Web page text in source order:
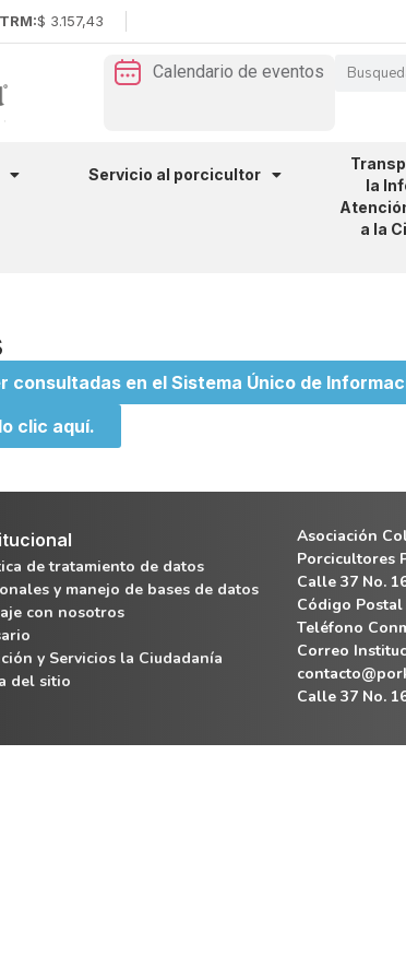
TRM:$ 3.157,43
Calendario de eventos
Servicio al porcicultor
la
a la
consultadas en el Sistema Único de
clic aquí.
de tratamiento de datos
y manejo de bases de datos
con nosotros
y Servicios la Ciudadanía
del sitio
Asociación
Porcicultores
Calle 37 No.
Código Postal
Teléfono
Correo
Calle 37 No.